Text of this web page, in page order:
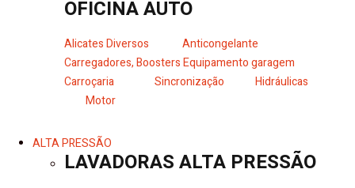
OFICINA AUTO
Alicates Diversos
Anticongelante
Carregadores, BoostersEquipamento garagem
Carroçaria
Sincronização
Hidráulicas
Motor
ALTA PRESSÃO
LAVADORAS ALTA PRESSÃO